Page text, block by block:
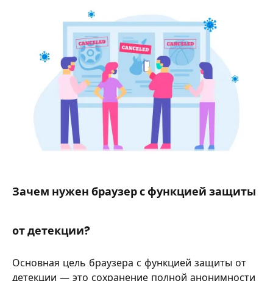
Зачем нужен браузер с функцией защиты
от детекции?
Основная цель браузера с функцией защиты от
детекции — это сохранение полной анонимности